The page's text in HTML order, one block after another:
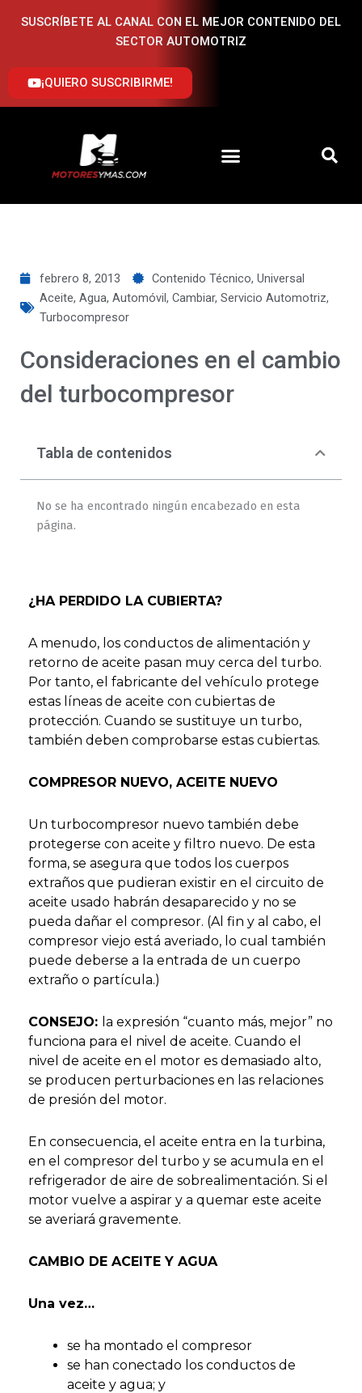
SUSCRÍBETE AL CANAL CON EL MEJOR CONTENIDO DEL
SECTOR AUTOMOTRIZ
¡QUIERO SUSCRIBIRME!
febrero 8, 2013 Contenido Técnico, Universal
Aceite, Agua, Automóvil, Cambiar, Servicio Automotriz,
Turbocompresor
Consideraciones en el cambio
del turbocompresor
Tabla de contenidos
No se ha encontrado ningún encabezado en esta
página.
¿HA PERDIDO LA CUBIERTA?
A menudo, los conductos de alimentación y
retorno de aceite pasan muy cerca del turbo.
Por tanto, el fabricante del vehículo protege
estas líneas de aceite con cubiertas de
protección. Cuando se sustituye un turbo,
también deben comprobarse estas cubiertas.
COMPRESOR NUEVO, ACEITE NUEVO
Un turbocompresor nuevo también debe
protegerse con aceite y filtro nuevo. De esta
forma, se asegura que todos los cuerpos
extraños que pudieran existir en el circuito de
aceite usado habrán desaparecido y no se
pueda dañar el compresor. (Al fin y al cabo, el
compresor viejo está averiado, lo cual también
puede deberse a la entrada de un cuerpo
extraño o partícula.)
CONSEJO: la expresión “cuanto más, mejor” no
funciona para el nivel de aceite. Cuando el
nivel de aceite en el motor es demasiado alto,
se producen perturbaciones en las relaciones
de presión del motor.
En consecuencia, el aceite entra en la turbina,
en el compresor del turbo y se acumula en el
refrigerador de aire de sobrealimentación. Si el
motor vuelve a aspirar y a quemar este aceite
se averiará gravemente.
CAMBIO DE ACEITE Y AGUA
Una vez…
se ha montado el compresor
se han conectado los conductos de
aceite y agua; y